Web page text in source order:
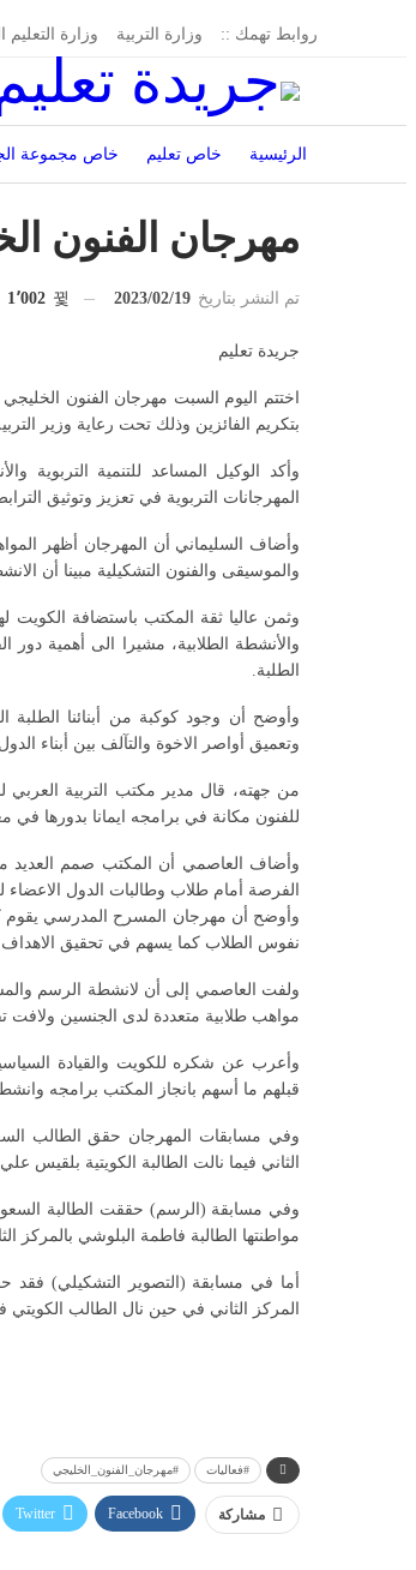
روابط تهمك :: وزارة التربية وزارة التعليم
الرئيسية خاص تعليم خاص مجموعة
مهرجان الفنون
تم النشر بتاريخ 2023/02/19
جريدة تعليم
اختتم اليوم السبت مهرجان الفنون
بتكريم الفائزين وذلك تحت رعاية وزير
وأكد الوكيل المساعد للتنمية التربوية
المهرجانات التربوية في تعزيز وتوثيق
وأضاف السليماني أن المهرجان أظهر
والموسيقى والفنون التشكيلية مبينا أن
وثمن عاليا ثقة المكتب باستضافة الكويت
والأنشطة الطلابية، مشيرا الى أهمية دور
الطلبة.
وأوضح أن وجود كوكبة من أبنائنا
وتعميق أواصر الاخوة والتآلف بين أبناء
من جهته، قال مدير مكتب التربية
للفنون مكانة في برامجه ايمانا بدورها في
وأضاف العاصمي أن المكتب صمم العديد
الفرصة أمام طلاب وطالبات الدول
وأوضح أن مهرجان المسرح المدرسي يقوم
نفوس الطلاب كما يسهم في تحقيق الاهداف
ولفت العاصمي إلى أن لانشطة الرسم
مواهب طلابية متعددة لدى الجنسين ولافت
وأعرب عن شكره للكويت والقيادة
قبلهم ما أسهم بانجاز المكتب برامجه
وفي مسابقات المهرجان حقق الطالب
الثاني فيما نالت الطالبة الكويتية بلقيس
وفي مسابقة (الرسم) حققت الطالبة
مواطنتها الطالبة فاطمة البلوشي بالمركز
أما في مسابقة (التصوير التشكيلي) فقد
المركز الثاني في حين نال الطالب الكويتي
#فعاليات #مهرجان_الفنون_الخليجي
مشاركة Facebook
Twitter